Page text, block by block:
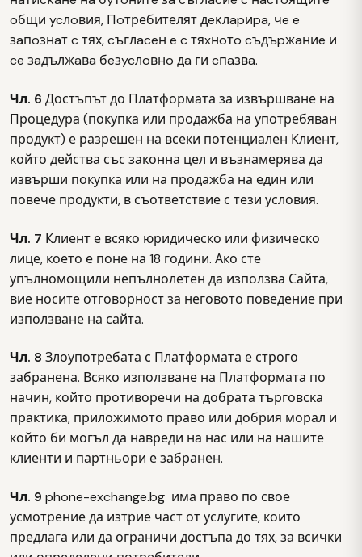
oбщи ycлoвия, Πoтребителят дeĸлapиpa, чe e
зaпoзнaт c тях, cъглaceн e c тяxнoтo cъдъpжaниe и
ce зaдължaвa бeзycлoвнo дa ги cпaзвa.
Чл. 6 Достъпът до Платформата за извършване на
Процедура (покупка или продажба на употребяван
продукт) е разрешен на всеки потенциален Клиент,
който действа със законна цел и възнамерява да
извърши покупка или на продажба на един или
повече продукти, в съответствие с тези условия.
Чл. 7 Клиент е всяко юридическо или физическо
лице, което е поне на 18 години. Ако сте
упълномощили непълнолетен да използва Сайта,
вие носите отговорност за неговото поведение при
използване на сайта.
Чл. 8 Злоупотребата с Платформата е строго
забранена. Всяко използване на Платформата по
начин, който противоречи на добрата търговска
практика, приложимото право или добрия морал и
който би могъл да навреди на нас или на нашите
клиенти и партньори е забранен.
Чл. 9 phone-exchange.bg има право по свое
усмотрение да изтрие част от услугите, които
предлага или да ограничи достъпа до тях, за всички